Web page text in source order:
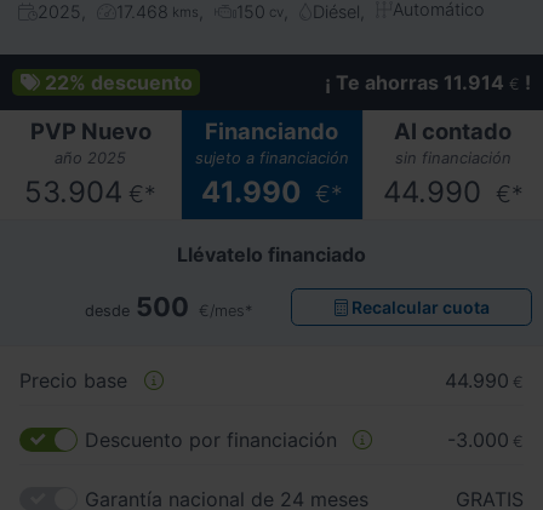
2025 17.468 kms 150 cv Diésel Automático
22% descuento ¡ Te ahorras 11.914 € !
PVP Nuevo
año 2025
53.904 €*
Financiando
sujeto a financiación
41.990 €*
Al contado
sin financiación
44.990 €*
Llévatelo financiado
desde 500 €/mes* Recalcular cuota
Precio base 44.990 €
Descuento por financiación -3.000 €
Garantía nacional de 24 meses GRATIS